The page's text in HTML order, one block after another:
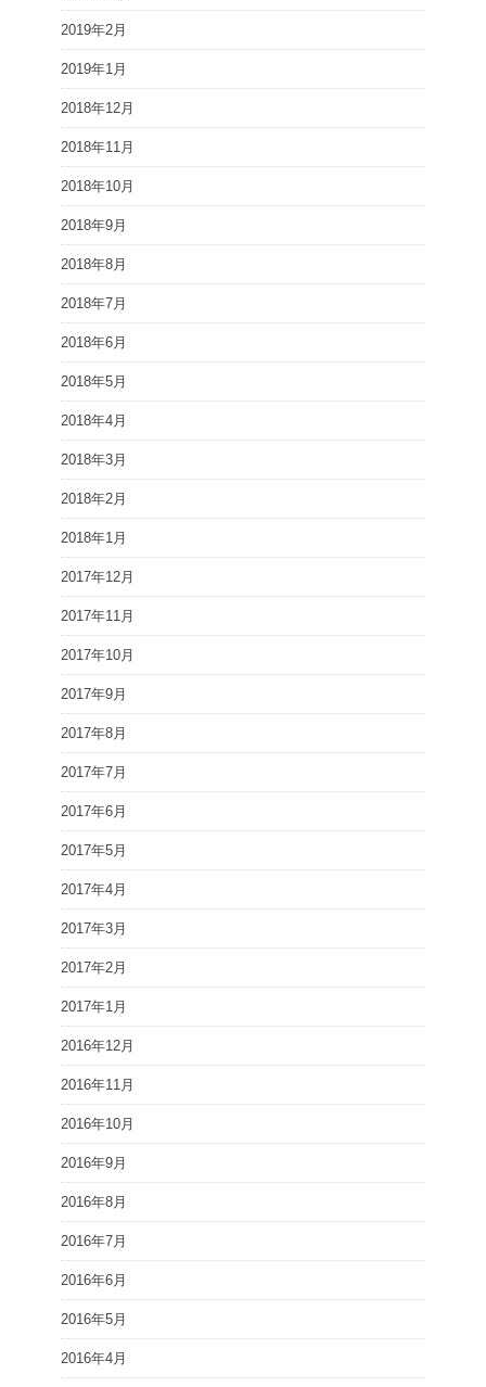
2019年2月
2019年1月
2018年12月
2018年11月
2018年10月
2018年9月
2018年8月
2018年7月
2018年6月
2018年5月
2018年4月
2018年3月
2018年2月
2018年1月
2017年12月
2017年11月
2017年10月
2017年9月
2017年8月
2017年7月
2017年6月
2017年5月
2017年4月
2017年3月
2017年2月
2017年1月
2016年12月
2016年11月
2016年10月
2016年9月
2016年8月
2016年7月
2016年6月
2016年5月
2016年4月